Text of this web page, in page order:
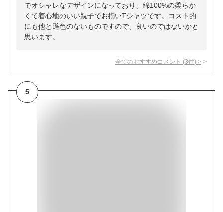
でオシャレなデザインになっており、綿100%の柔らか
くて着心地のいい親子でお揃いTシャツです。コスト的
にも他と遜色のないものですので、良いのではないかと
思います。
全てのおすすめコメント (3件) >
5